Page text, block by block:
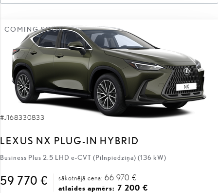
COMING SOON
#J168330833
LEXUS NX PLUG-IN HYBRID
Business Plus 2.5 LHD e-CVT (Pilnpiedziņa) (136 kW)
59 770 € sākotnējā cena: 66 970 €
atlaides apmērs: 7 200 €